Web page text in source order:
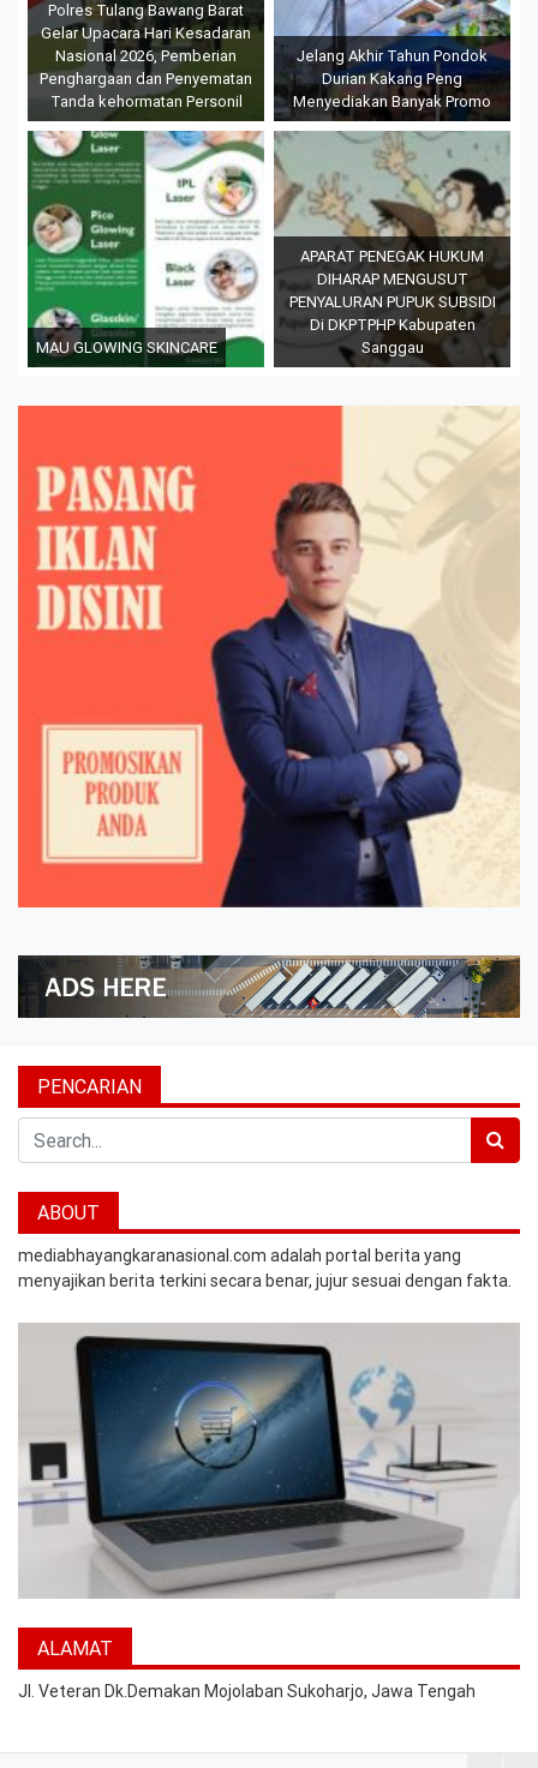
Polres Tulang Bawang Barat
Gelar Upacara Hari Kesadaran
Nasional 2026, Pemberian
Penghargaan dan Penyematan
Tanda kehormatan Personil
Jelang Akhir Tahun Pondok
Durian Kakang Peng
Menyediakan Banyak Promo
MAU GLOWING SKINCARE
APARAT PENEGAK HUKUM
DIHARAP MENGUSUT
PENYALURAN PUPUK SUBSIDI
Di DKPTPHP Kabupaten
Sanggau
PENCARIAN
ABOUT
mediabhayangkaranasional.com adalah portal berita yang
menyajikan berita terkini secara benar, jujur sesuai dengan fakta.
ALAMAT
Jl. Veteran Dk.Demakan Mojolaban Sukoharjo, Jawa Tengah